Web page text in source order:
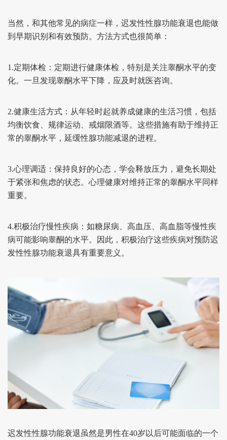
当然，和其他常见的病症一样，迟发性性腺功能衰退也能做
到早期识别和有效预防。方法方式也很简单：
1.定期体检： 定期进行健康体检，特别是关注睾酮水平的变
化。一旦发现睾酮水平下降，应及时就医咨询。
2.健康生活方式： 从年轻时起就养成健康的生活习惯，包括
均衡饮食、规律运动、戒烟限酒等。这些措施有助于维持正
常的睾酮水平，延缓性腺功能减退的进程。
3.心理调适： 保持良好的心态，学会释放压力，避免长期处
于紧张和焦虑的状态。心理健康对维持正常的睾酮水平同样
重要。
4.积极治疗慢性疾病： 如糖尿病、高血压、高血脂等慢性疾
病可能影响睾酮的水平。因此，积极治疗这些疾病对预防迟
发性性腺功能衰退具有重要意义。
迟发性性腺功能衰退虽然是男性在40岁以后可能面临的一个